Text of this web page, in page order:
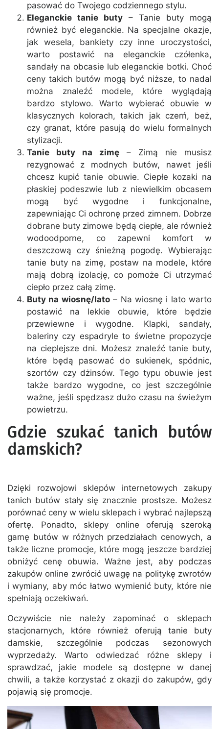
pasować do Twojego codziennego stylu.
Eleganckie tanie buty – Tanie buty mogą
również być eleganckie. Na specjalne okazje,
jak wesela, bankiety czy inne uroczystości,
warto postawić na eleganckie czółenka,
sandały na obcasie lub eleganckie botki. Choć
ceny takich butów mogą być niższe, to nadal
można znaleźć modele, które wyglądają
bardzo stylowo. Warto wybierać obuwie w
klasycznych kolorach, takich jak czerń, beż,
czy granat, które pasują do wielu formalnych
stylizacji.
Tanie buty na zimę – Zimą nie musisz
rezygnować z modnych butów, nawet jeśli
chcesz kupić tanie obuwie. Ciepłe kozaki na
płaskiej podeszwie lub z niewielkim obcasem
mogą być wygodne i funkcjonalne,
zapewniając Ci ochronę przed zimnem. Dobrze
dobrane buty zimowe będą ciepłe, ale również
wodoodporne, co zapewni komfort w
deszczową czy śnieżną pogodę. Wybierając
tanie buty na zimę, postaw na modele, które
mają dobrą izolację, co pomoże Ci utrzymać
ciepło przez całą zimę.
Buty na wiosnę/lato– Na wiosnę i lato warto
postawić na lekkie obuwie, które będzie
przewiewne i wygodne. Klapki, sandały,
baleriny czy espadryle to świetne propozycje
na cieplejsze dni. Możesz znaleźć tanie buty,
które będą pasować do sukienek, spódnic,
szortów czy dżinsów. Tego typu obuwie jest
także bardzo wygodne, co jest szczególnie
ważne, jeśli spędzasz dużo czasu na świeżym
powietrzu.
Gdzie szukać tanich butów
damskich?
Dzięki rozwojowi sklepów internetowych zakupy
tanich butów stały się znacznie prostsze. Możesz
porównać ceny w wielu sklepach i wybrać najlepszą
ofertę. Ponadto, sklepy online oferują szeroką
gamę butów w różnych przedziałach cenowych, a
także liczne promocje, które mogą jeszcze bardziej
obniżyć cenę obuwia. Ważne jest, aby podczas
zakupów online zwrócić uwagę na politykę zwrotów
i wymiany, aby móc łatwo wymienić buty, które nie
spełniają oczekiwań.
Oczywiście nie należy zapominać o sklepach
stacjonarnych, które również oferują tanie buty
damskie, szczególnie podczas sezonowych
wyprzedaży. Warto odwiedzać różne sklepy i
sprawdzać, jakie modele są dostępne w danej
chwili, a także korzystać z okazji do zakupów, gdy
pojawią się promocje.